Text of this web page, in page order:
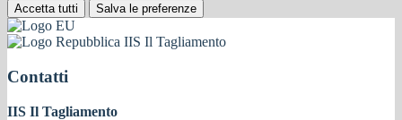
Accetta tutti Salva le preferenze
IIS Il Tagliamento
Contatti
IIS Il Tagliamento